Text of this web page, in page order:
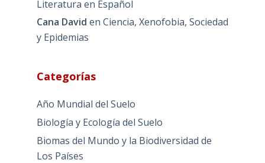
Literatura en Español
Cana David en Ciencia, Xenofobia, Sociedad
y Epidemias
Categorías
Año Mundial del Suelo
Biología y Ecología del Suelo
Biomas del Mundo y la Biodiversidad de
Los Países